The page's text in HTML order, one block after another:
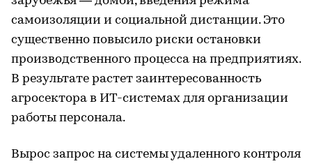
самоизоляции и социальной дистанции. Это
существенно повысило риски остановки
производственного процесса на предприятиях.
В результате растет заинтересованность
агросектора в ИТ-системах для организации
работы персонала.
Вырос запрос на системы удаленного контроля